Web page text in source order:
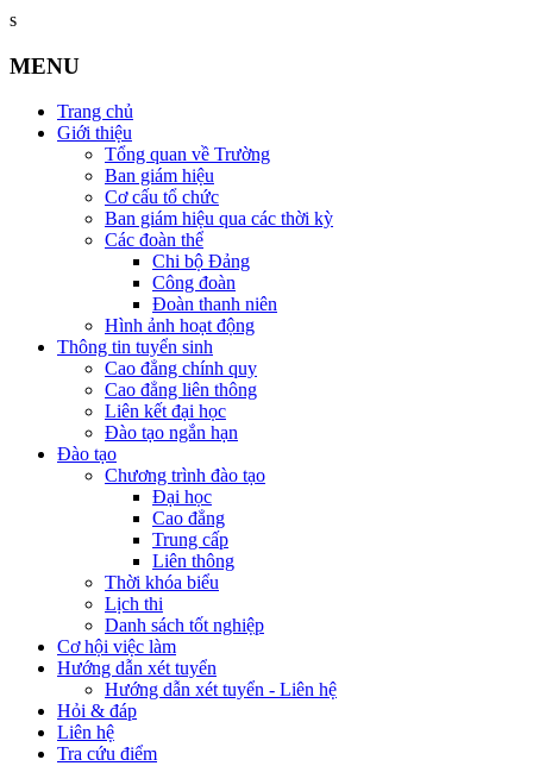
s
MENU
Trang chủ
Giới thiệu
Tổng quan về Trường
Ban giám hiệu
Cơ cấu tổ chức
Ban giám hiệu qua các thời kỳ
Các đoàn thể
Chi bộ Đảng
Công đoàn
Đoàn thanh niên
Hình ảnh hoạt động
Thông tin tuyển sinh
Cao đẳng chính quy
Cao đẳng liên thông
Liên kết đại học
Đào tạo ngắn hạn
Đào tạo
Chương trình đào tạo
Đại học
Cao đẳng
Trung cấp
Liên thông
Thời khóa biểu
Lịch thi
Danh sách tốt nghiệp
Cơ hội việc làm
Hướng dẫn xét tuyển
Hướng dẫn xét tuyển - Liên hệ
Hỏi & đáp
Liên hệ
Tra cứu điểm